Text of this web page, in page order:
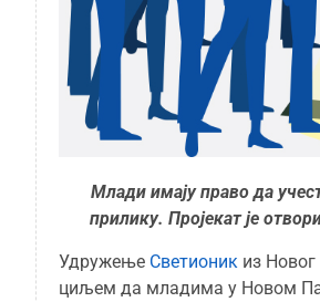
Млади имају право да
прилику. Пројекат је
Удружење Светионик из
циљем да младима у Новом